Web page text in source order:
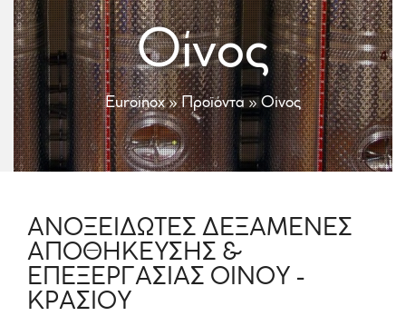
Οίνος
Euroinox»Προϊόντα»Οίνος
ΑΝΟΞΕΙΔΩΤΕΣ ΔΕΞΑΜΕΝΕΣ
ΑΠΟΘΗΚΕΥΣΗΣ &
ΕΠΕΞΕΡΓΑΣΙΑΣ ΟΙΝΟΥ -
ΚΡΑΣΙΟΥ